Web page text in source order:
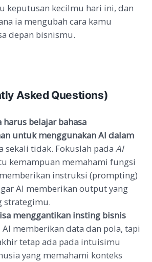
keputusan kecilmu hari ini, dan
ia mengubah cara kamu
depan bisnismu.
Asked Questions)
harus belajar bahasa
untuk menggunakan AI dalam
sekali tidak. Fokuslah pada AI
kemampuan memahami fungsi
instruksi (prompting)
AI memberikan output yang
strategimu.
menggantikan insting bisnis
AI memberikan data dan pola, tapi
tetap ada pada intuisimu
yang memahami konteks